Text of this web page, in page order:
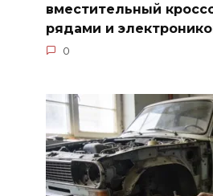
вместительный
рядами и
0